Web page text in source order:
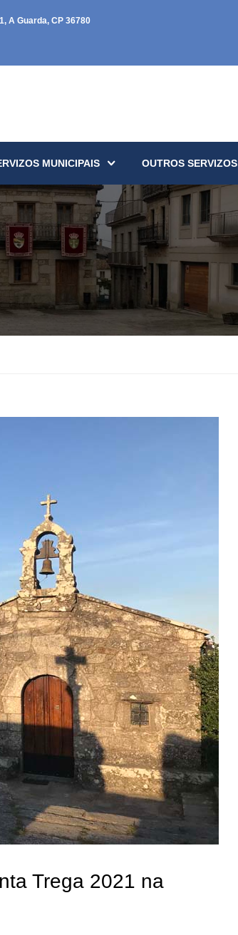
A Guarda, CP 36780
MUNICIPAIS OUTROS SERVIZOS
Trega 2021 na